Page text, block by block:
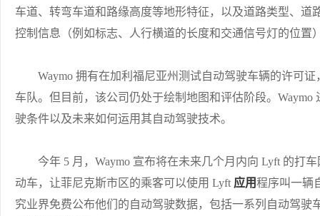
车道、转弯车道和路缘高度等地形特征，以及道路类型、道
控制信息（例如标志、人行横道的长度和交通信号灯的位置
Waymo 拥有在加利福尼亚州测试自动驾驶车辆的许可证
车队。但目前，该公司仍处于绘制地图和评估阶段。
驶条件以及未来如何运用其自动驾驶技术。
今年 5 月，Waymo 宣布将在未来几个月内向 Lyft 的打车
动车，让菲尼克斯市区的乘客可以使用 Lyft 应用程序叫一辆
究业界免费公布他们的自动驾驶数据，包括一系列自动驾驶